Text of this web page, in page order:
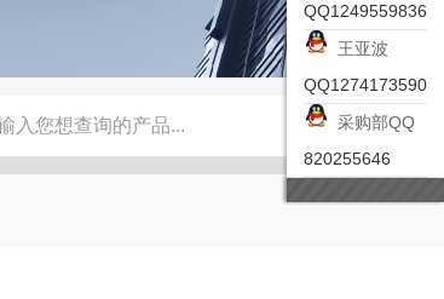
*皮尔兹PILZ安全激光扫描仪 RZMO-TER-
QQ1249559836
王亚波
QQ1274173590
采购部QQ
820255646